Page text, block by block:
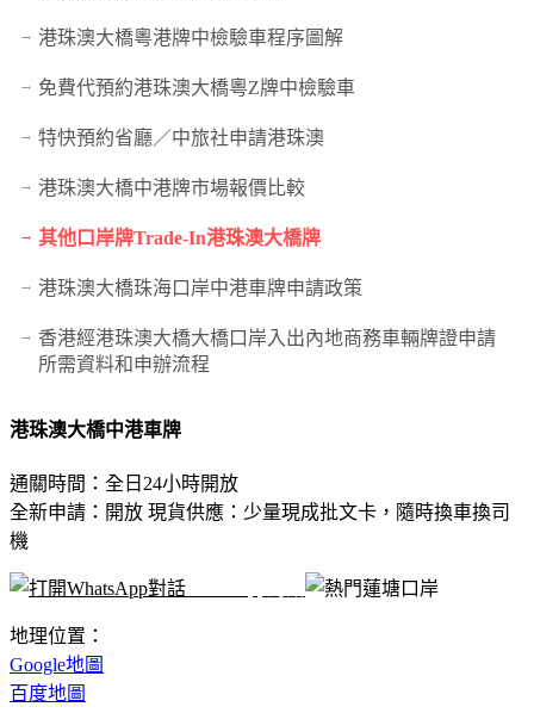
港珠澳大橋粵港牌中檢驗車程序圖解
免費代預約港珠澳大橋粵Z牌中檢驗車
特快預約省廳／中旅社申請港珠澳
港珠澳大橋中港牌市場報價比較
其他口岸牌Trade-In港珠澳大橋牌
港珠澳大橋珠海口岸中港車牌申請政策
香港經港珠澳大橋大橋口岸入出內地商務車輛牌證申請
所需資料和申辦流程
港珠澳大橋中港車牌
通關時間：全日24小時開放
全新申請：開放 現貨供應：少量現成批文卡，隨時換車換司
機
地理位置：
Google地圖
百度地圖